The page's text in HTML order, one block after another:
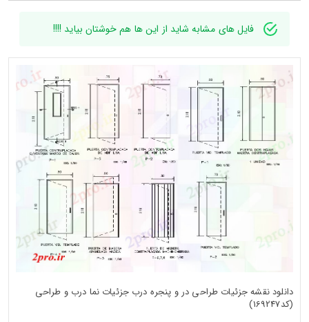
فایل های مشابه شاید از این ها هم خوشتان بیاید !!!!
دانلود نقشه جزئیات طراحی در و پنجره درب جزئیات نما درب و طراحی
(کد169247)